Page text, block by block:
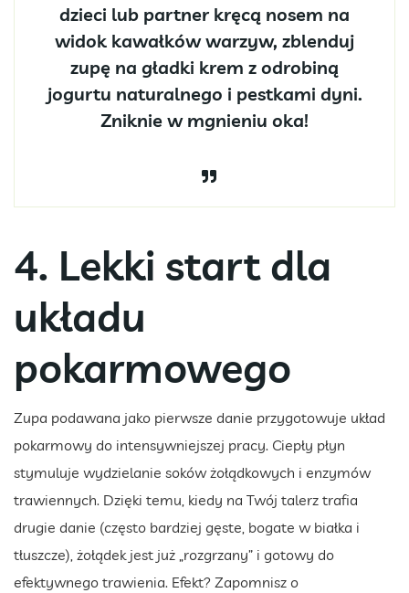
dzieci lub partner kręcą nosem na
widok kawałków warzyw, zblenduj
zupę na gładki krem z odrobiną
jogurtu naturalnego i pestkami dyni.
Zniknie w mgnieniu oka!
4. Lekki start dla
układu
pokarmowego
Zupa podawana jako pierwsze danie przygotowuje układ
pokarmowy do intensywniejszej pracy. Ciepły płyn
stymuluje wydzielanie soków żołądkowych i enzymów
trawiennych. Dzięki temu, kiedy na Twój talerz trafia
drugie danie (często bardziej gęste, bogate w białka i
tłuszcze), żołądek jest już „rozgrzany” i gotowy do
efektywnego trawienia. Efekt? Zapomnisz o